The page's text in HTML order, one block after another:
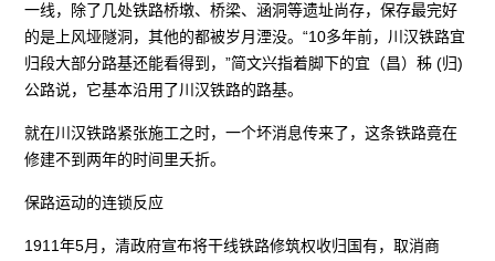
一线，除了几处铁路桥墩、桥梁、涵洞等遗址尚存，保存最完好
的是上风垭隧洞，其他的都被岁月湮没。“10多年前，川汉铁路宜
归段大部分路基还能看得到，”简文兴指着脚下的宜（昌）秭 (归)
公路说，它基本沿用了川汉铁路的路基。
就在川汉铁路紧张施工之时，一个坏消息传来了，这条铁路竟在
修建不到两年的时间里夭折。
保路运动的连锁反应
1911年5月，清政府宣布将干线铁路修筑权收归国有，取消商